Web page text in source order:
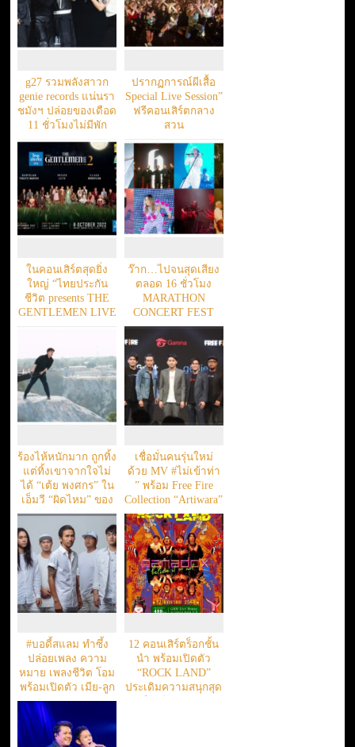
g27 รวมพลังสาวก
genie records แน่นรา
ชมังฯ ปล่อยของเดือด
11 ชั่วโมงไม่มีพัก
ปรากฏการณ์ผีเสื้อ
Special Live Session”
ฟรีคอนเสิร์ตกลาง
สวน
ในคอนเสิร์ตสุดยิ่ง
ใหญ่ “ไทยประกัน
ชีวิต presents THE
GENTLEMEN LIVE
ต.ค. 65
ว๊าก…ไปจนสุดเสียง
ตลอด 16 ชั่วโมง
MARATHON
CONCERT FEST
ร้องไห้หนักมาก ถูกทิ้ง
แต่ทิ้งเขาจากใจไม่
ได้ “เต้ย พงศกร” ใน
เอ็มวี “ผิดไหม” ของ
“ลาบานูน
เชื่อมั่นคนรุ่นใหม่
ด้วย MV #ไม่เข้าท่า
” พร้อม Free Fire
Collection “Artiwara”
#บอดี้สแลม ทำซึ้ง
ปล่อยเพลง ความ
หมาย เพลงชีวิต โอม
พร้อมเปิดตัว เมีย-ลูก
ลงจอ
12 คอนเสิร์ตร็อกชั้น
นำ พร้อมเปิดตัว
“ROCK LAND”
ประเดิมความสนุกสุด